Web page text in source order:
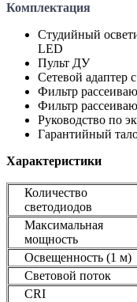
Комплектация
Студийный
LED
Пульт ДУ
Сетевой адаптер
Фильтр
Фильтр
Руководство по
Гарантийный
Характеристики
Количество
светодиодов
Максимальная
мощность
Освещенность (1 м)
Световой поток
CRI